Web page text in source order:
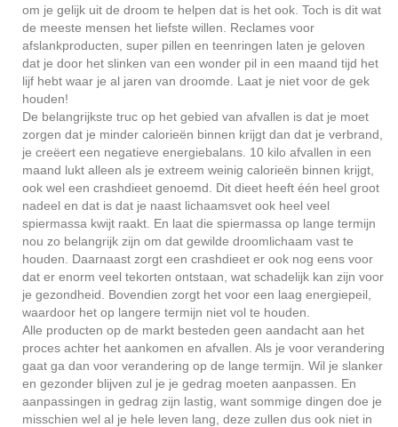
om je gelijk uit de droom te helpen dat is het ook. Toch is dit wat
de meeste mensen het liefste willen. Reclames voor
afslankproducten, super pillen en teenringen laten je geloven
dat je door het slinken van een wonder pil in een maand tijd het
lijf hebt waar je al jaren van droomde. Laat je niet voor de gek
houden!
De belangrijkste truc op het gebied van afvallen is dat je moet
zorgen dat je minder calorieën binnen krijgt dan dat je verbrand,
je creëert een negatieve energiebalans. 10 kilo afvallen in een
maand lukt alleen als je extreem weinig calorieën binnen krijgt,
ook wel een crashdieet genoemd. Dit dieet heeft één heel groot
nadeel en dat is dat je naast lichaamsvet ook heel veel
spiermassa kwijt raakt. En laat die spiermassa op lange termijn
nou zo belangrijk zijn om dat gewilde droomlichaam vast te
houden. Daarnaast zorgt een crashdieet er ook nog eens voor
dat er enorm veel tekorten ontstaan, wat schadelijk kan zijn voor
je gezondheid. Bovendien zorgt het voor een laag energiepeil,
waardoor het op langere termijn niet vol te houden.
Alle producten op de markt besteden geen aandacht aan het
proces achter het aankomen en afvallen. Als je voor verandering
gaat ga dan voor verandering op de lange termijn. Wil je slanker
en gezonder blijven zul je je gedrag moeten aanpassen. En
aanpassingen in gedrag zijn lastig, want sommige dingen doe je
misschien wel al je hele leven lang, deze zullen dus ook niet in